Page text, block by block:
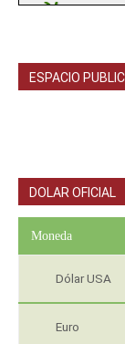
ESPACIO
DOLAR OFICIAL
Moneda
Dólar USA
Euro